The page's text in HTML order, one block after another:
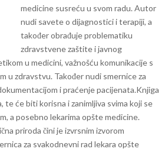
medicine susreću u svom radu. Autor
nudi savete o dijagnostici i terapiji, a
također obrađuje problematiku
zdravstvene zaštite i javnog
u medicini, važnošću komunikacije s
u zdravstvu. Također nudi smernice za
i praćenje pacijenata.Knjiga
te će biti korisna i zanimljiva svima koji se
a posebno lekarima opšte medicine.
priroda čini je izvrsnim izvorom
za svakodnevni rad lekara opšte